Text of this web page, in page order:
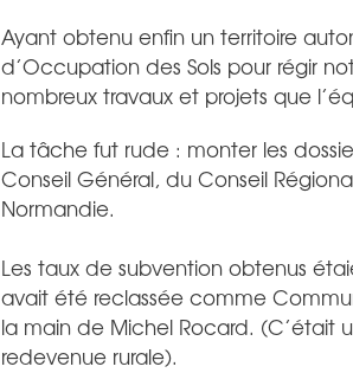
Ayant obtenu enfin un territoire
d’Occupation des Sols pour régir
nombreux travaux et projets que
La tâche fut rude : monter les
Conseil Général, du Conseil
Normandie.
Les taux de subvention obtenus
avait été reclassée comme
la main de Michel Rocard. (C’était
redevenue rurale).